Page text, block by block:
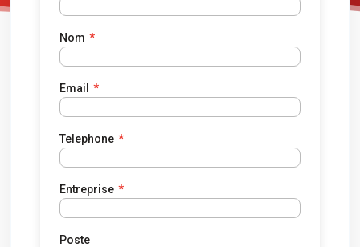
Nom *
Email *
Telephone *
Entreprise *
Poste